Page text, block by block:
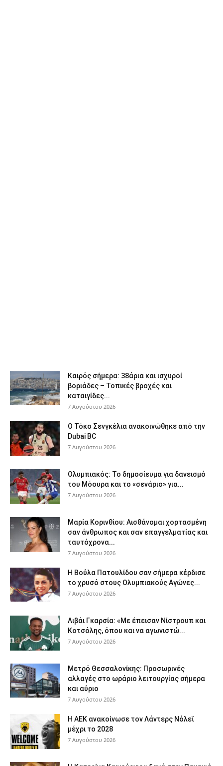
Καιρός σήμερα: 38άρια και ισχυροί
βοριάδες – Τοπικές βροχές και
καταιγίδες...
7 Αυγούστου 2026
Ο Τόκο Σενγκέλια ανακοινώθηκε από την
Dubai BC
7 Αυγούστου 2026
Ολυμπιακός: Το δημοσίευμα για δανεισμό
του Μόουρα και το «σενάριο» για...
7 Αυγούστου 2026
Μαρία Κορινθίου: Αισθάνομαι χορτασμένη
σαν άνθρωπος και σαν επαγγελματίας και
ταυτόχρονα...
7 Αυγούστου 2026
Η Βούλα Πατουλίδου σαν σήμερα κέρδισε
το χρυσό στους Ολυμπιακούς Αγώνες...
7 Αυγούστου 2026
Λιβάι Γκαρσία: «Με έπεισαν Νίστρουπ και
Κοτσόλης, όπου και να αγωνιστώ...
7 Αυγούστου 2026
Μετρό Θεσσαλονίκης: Προσωρινές
αλλαγές στο ωράριο λειτουργίας σήμερα
και αύριο
7 Αυγούστου 2026
Η ΑΕΚ ανακοίνωσε τον Λάντερς Νόλεϊ
μέχρι το 2028
7 Αυγούστου 2026